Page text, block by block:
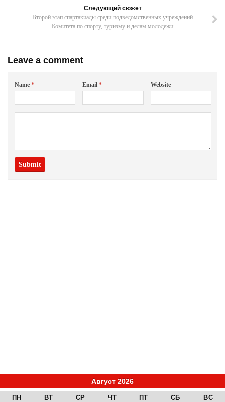
Следующий сюжет
Второй этап спартакиады среди подведомственных учреждений
Комитета по спорту, туризму и делам молодежи
Leave a comment
Name * Email* Website
Август 2026
ПН ВТ СР ЧТ ПТ СБ ВС